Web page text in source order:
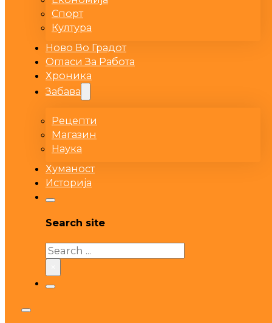
Спорт
Култура
Ново Во Градот
Огласи За Работа
Хроника
Забава
Рецепти
Магазин
Наука
Хуманост
Историја
Search site
Search